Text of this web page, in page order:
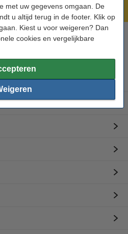
met uw gegevens omgaan. De
u altijd terug in de footer. Klik op
Kiest u voor weigeren? Dan
cookies en vergelijkbare
Bel ons op 0294-787123